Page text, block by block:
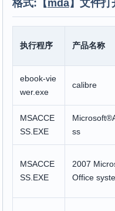
格式:【mda】文件打
执行程序 产品名称
ebook-vie
wer.exe
calibre
MSACCE
SS.EXE
ss
MSACCE
SS.EXE
2007
Office